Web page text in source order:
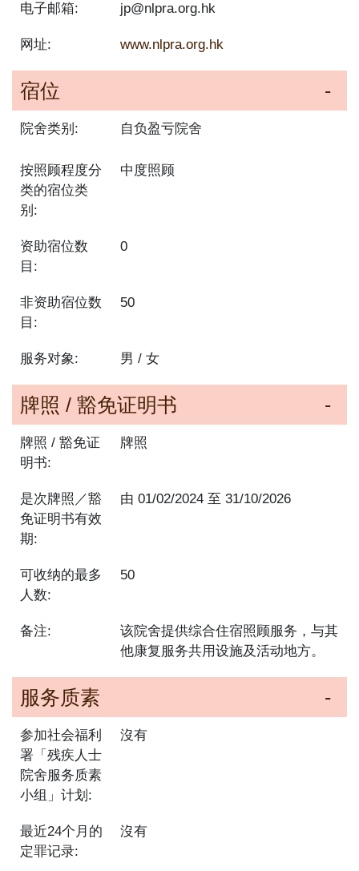
电子邮箱: jp@nlpra.org.hk
网址: www.nlpra.org.hk
宿位
院舍类别: 自负盈亏院舍
按照顾程度分
类的宿位类
别:
中度照顾
资助宿位数
目:
0
非资助宿位数
目:
50
服务对象: 男 / 女
牌照 / 豁免证明书
牌照 / 豁免证
明书:
牌照
是次牌照／豁
免证明书有效
期:
由01/02/2024 至31/10/2026
可收纳的最多
人数:
50
备注:
该院舍提供综合住宿照顾服务，与其
他康复服务共用设施及活动地方。
服务质素
参加社会福利
署「残疾人士
院舍服务质素
小组」计划:
沒有
最近24个月的
定罪记录:
沒有